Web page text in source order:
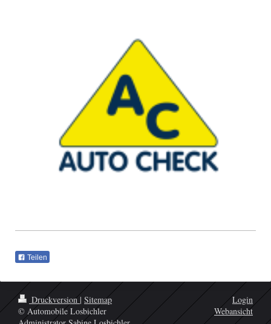
Teilen
Druckversion | Sitemap
© Automobile Losbichler
Login
Webansicht